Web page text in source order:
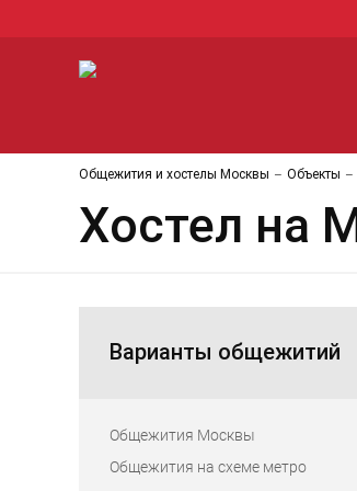
Общежития и хостелы Москвы Объекты
Хостел на
Варианты общежитий
Общежития Москвы
Общежития на схеме метро